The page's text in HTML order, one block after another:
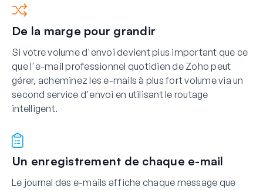
De la marge pour grandir
Si votre volume d'envoi devient plus important que ce
que l'e-mail professionnel quotidien de Zoho peut
gérer, acheminez les e-mails à plus fort volume via un
second service d'envoi en utilisant le routage
intelligent.
Un enregistrement de chaque e-mail
Le journal des e-mails affiche chaque message que